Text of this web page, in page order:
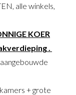
alle winkels,
KOER
.
+ grote